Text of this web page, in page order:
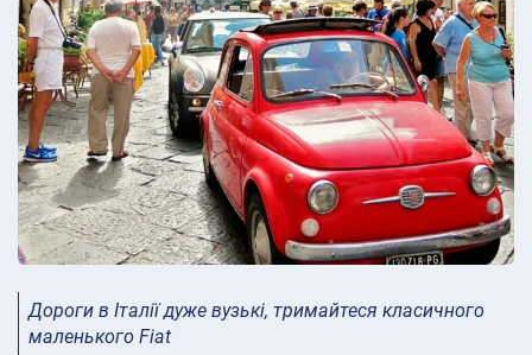
Дороги в Італії дуже вузькі, тримайтеся класичного
маленького Fiat